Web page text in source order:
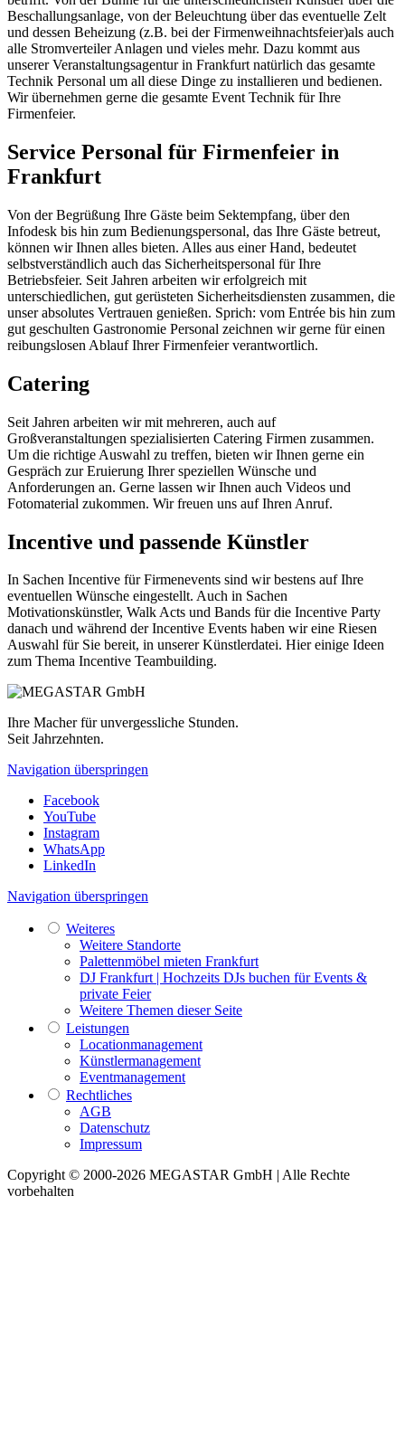
Beschallungsanlage, von der Beleuchtung über das eventuelle Zelt
und dessen Beheizung (z.B. bei der Firmenweihnachtsfeier)als auch
alle Stromverteiler Anlagen und vieles mehr. Dazu kommt aus
unserer Veranstaltungsagentur in Frankfurt natürlich das gesamte
Technik Personal um all diese Dinge zu installieren und bedienen.
Wir übernehmen gerne die gesamte Event Technik für Ihre
Firmenfeier.
Service Personal für Firmenfeier in
Frankfurt
Von der Begrüßung Ihre Gäste beim Sektempfang, über den
Infodesk bis hin zum Bedienungspersonal, das Ihre Gäste betreut,
können wir Ihnen alles bieten. Alles aus einer Hand, bedeutet
selbstverständlich auch das Sicherheitspersonal für Ihre
Betriebsfeier. Seit Jahren arbeiten wir erfolgreich mit
unterschiedlichen, gut gerüsteten Sicherheitsdiensten zusammen, die
unser absolutes Vertrauen genießen. Sprich: vom Entrée bis hin zum
gut geschulten Gastronomie Personal zeichnen wir gerne für einen
reibungslosen Ablauf Ihrer Firmenfeier verantwortlich.
Catering
Seit Jahren arbeiten wir mit mehreren, auch auf
Großveranstaltungen spezialisierten Catering Firmen zusammen.
Um die richtige Auswahl zu treffen, bieten wir Ihnen gerne ein
Gespräch zur Eruierung Ihrer speziellen Wünsche und
Anforderungen an. Gerne lassen wir Ihnen auch Videos und
Fotomaterial zukommen. Wir freuen uns auf Ihren Anruf.
Incentive und passende Künstler
In Sachen Incentive für Firmenevents sind wir bestens auf Ihre
eventuellen Wünsche eingestellt. Auch in Sachen
Motivationskünstler, Walk Acts und Bands für die Incentive Party
danach und während der Incentive Events haben wir eine Riesen
Auswahl für Sie bereit, in unserer Künstlerdatei. Hier einige Ideen
zum Thema Incentive Teambuilding.
Ihre Macher für unvergessliche Stunden.
Seit Jahrzehnten.
Navigation überspringen
Facebook
YouTube
Instagram
WhatsApp
LinkedIn
Navigation überspringen
Weiteres
Weitere Standorte
Palettenmöbel mieten Frankfurt
DJ Frankfurt | Hochzeits DJs buchen für Events &
private Feier
Weitere Themen dieser Seite
Leistungen
Locationmanagement
Künstlermanagement
Eventmanagement
Rechtliches
AGB
Datenschutz
Impressum
Copyright © 2000-2026 MEGASTAR GmbH | Alle Rechte
vorbehalten